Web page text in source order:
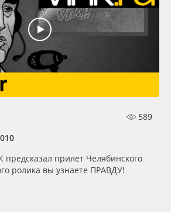
Oratape
589
прилет Челябинского
ролика вы узнаете ПРАВДУ!